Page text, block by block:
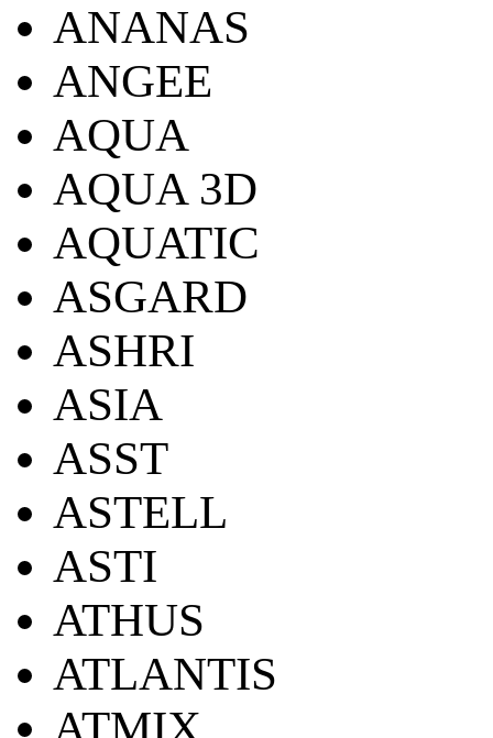
ANANAS
ANGEE
AQUA
AQUA 3D
AQUATIC
ASGARD
ASHRI
ASIA
ASST
ASTELL
ASTI
ATHUS
ATLANTIS
ATMIX